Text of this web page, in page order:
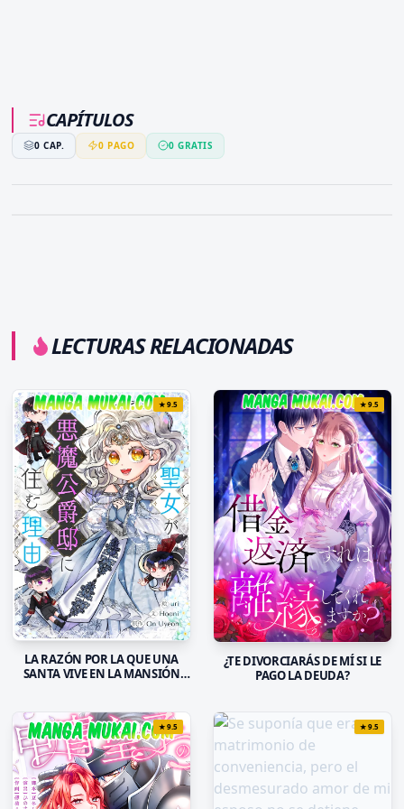
CAPÍTULOS
0 CAP. 0 PAGO 0 GRATIS
LECTURAS RELACIONADAS
★9.5
LA RAZÓN POR LA QUE UNA
SANTA VIVE EN LA MANSIÓN
★9.5
¿TE DIVORCIARÁS DE MÍ SI LE
PAGO LA DEUDA?
★9.5 ★9.5